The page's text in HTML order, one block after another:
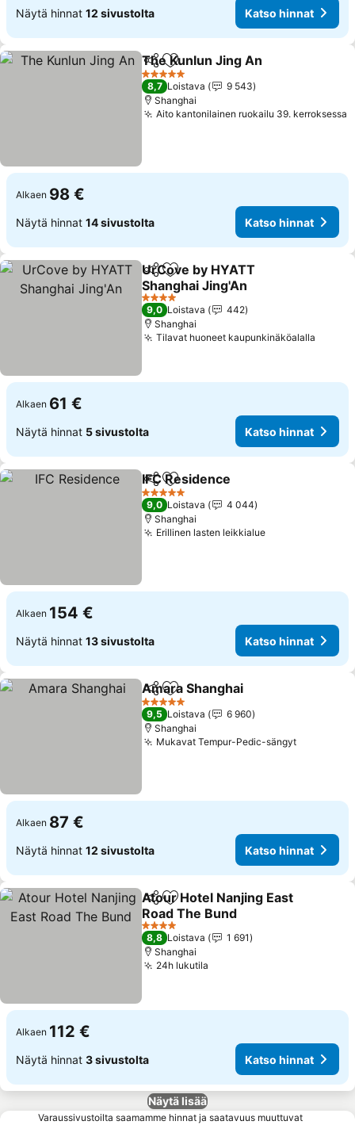
Näytä hinnat 12 sivustolta Katso hinnat
Jaa Lisää suosikkeihin
The Kunlun Jing An
5 Tähtiluokitus
8,7 Loistava
9 543
Shanghai
Aito kantonilainen ruokailu 39. kerroksessa
Alkaen 98 €
Näytä hinnat 14 sivustolta Katso hinnat
Jaa Lisää suosikkeihin
UrCove by HYATT
Shanghai Jing'An
Katso hinnat
4 Tähtiluokitus
9,0 Loistava
442
Shanghai
Tilavat huoneet kaupunkinäköalalla
Alkaen 61 €
Näytä hinnat 5 sivustolta Katso hinnat
Jaa Lisää suosikkeihin
IFC Residence
5 Tähtiluokitus
9,0 Loistava
4 044
Shanghai
Erillinen lasten leikkialueKatso hinnat
Alkaen 154 €
Näytä hinnat 13 sivustolta Katso hinnat
Jaa Lisää suosikkeihin
Amara Shanghai
5 Tähtiluokitus
9,5 Loistava
6 960
Shanghai
Mukavat Tempur-Pedic-sängytKatso
Alkaen 87 €
Näytä hinnat 12 sivustolta Katso hinnat
Jaa Lisää suosikkeihin
Atour Hotel Nanjing East
Road The Bund
Katso hinnat
4 Tähtiluokitus
8,8 Loistava
1 691
Shanghai
24h lukutila
Alkaen 112 €
Näytä hinnat 3 sivustolta Katso hinnat
Näytä lisää
Varaussivustoilta saamamme hinnat ja saatavuus muuttuvat